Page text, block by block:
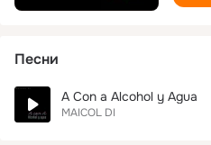
Песни
A Con a Alcohol y Agua
MAICOL DI